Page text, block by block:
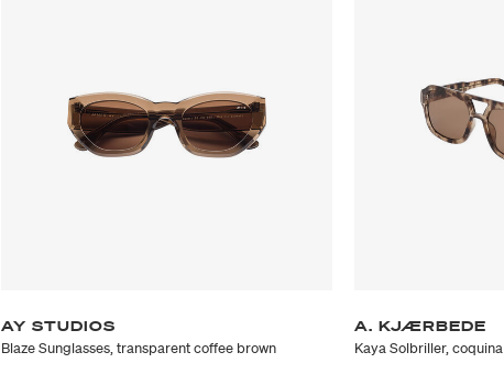
AY STUDIOS
Blaze Sunglasses, transparent coffee brown
A. KJÆRBEDE
Kaya Solbriller, coquina